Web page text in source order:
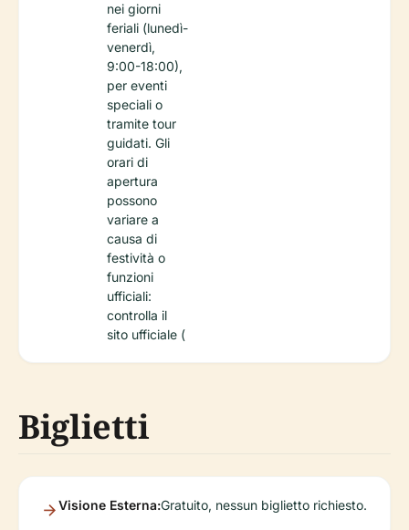
nei giorni
feriali (lunedì-
venerdì,
9:00-18:00),
per eventi
speciali o
tramite tour
guidati. Gli
orari di
apertura
possono
variare a
causa di
festività o
funzioni
ufficiali:
controlla il
sito ufficiale (
Biglietti
Visione Esterna:Gratuito, nessun biglietto richiesto.